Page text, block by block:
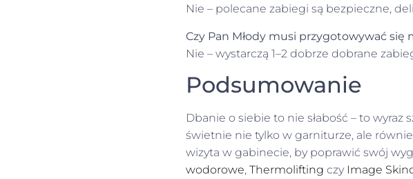
Nie – polecane zabiegi są bezpieczne,
Czy Pan Młody musi przygotowywać się
Nie – wystarczą 1–2 dobrze dobrane
Podsumowanie
Dbanie o siebie to nie słabość – to
świetnie nie tylko w garniturze, ale
wizyta w gabinecie, by poprawić swój
wodorowe, Thermolifting czy Image